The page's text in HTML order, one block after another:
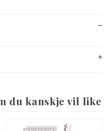
du kanskje vil like